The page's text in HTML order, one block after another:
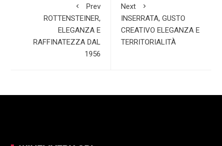
Prev
ROTTENSTEINER,
ELEGANZA E
RAFFINATEZZA DAL
1956
Next
INSERRATA, GUSTO
CREATIVO ELEGANZA E
TERRITORIALITÀ